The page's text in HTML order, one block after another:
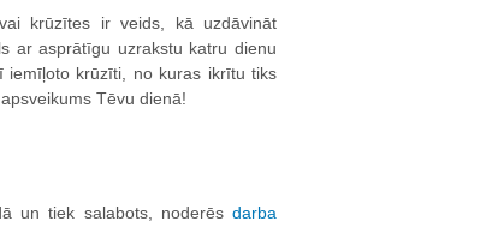
krūzītes ir veids, kā uzdāvināt
ar asprātīgu uzrakstu katru dienu
iemīļoto krūzīti, no kuras ikrītu tiks
Tēvu dienā!
un tiek salabots, noderēs darba